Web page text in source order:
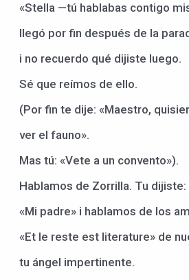
«Stella —tú hablabas contigo
llegó por fin después de la
i no recuerdo qué dijiste luego.
Sé que reímos de ello.
(Por fin te dije: «Maestro,
ver el fauno».
Mas tú: «Vete a un convento»).
Hablamos de Zorrilla. Tu dijiste:
«Mi padre» i hablamos de los
«Et le reste est literature» de
tu ángel impertinente.